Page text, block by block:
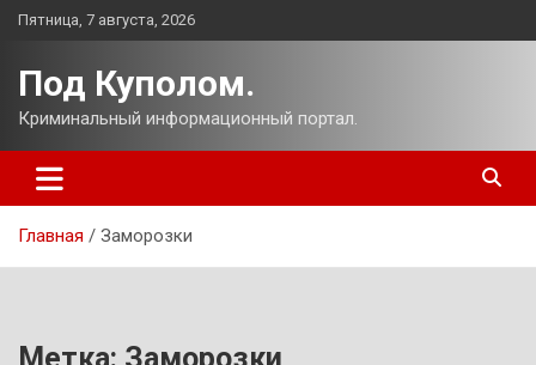
Перейти
Пятница, 7 августа, 2026
Под Куполом.
Криминальный информационный портал.
Главная Заморозки